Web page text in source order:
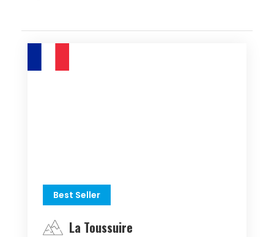
Best Seller
La Toussuire